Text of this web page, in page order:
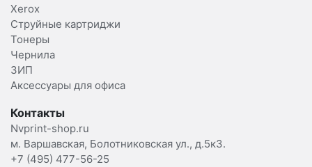
Xerox
Струйные картриджи
Тонеры
Чернила
ЗИП
Аксессуары для офиса
Контакты
Nvprint-shop.ru
м. Варшавская, Болотниковская ул., д.5к3.
+7 (495) 477-56-25